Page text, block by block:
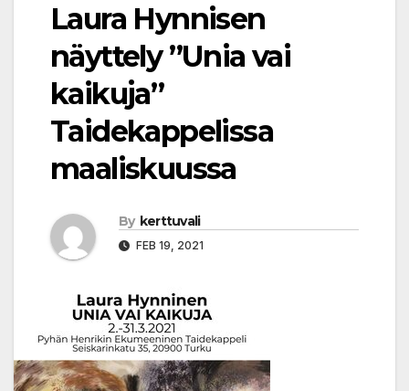
Laura Hynnisen
näyttely ”Unia vai
kaikuja”
Taidekappelissa
maaliskuussa
By kerttuvali
FEB 19, 2021